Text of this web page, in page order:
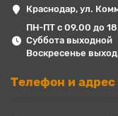
Краснодар, ул.
ПН-ПТ с 09.00 до
Суббота выходной
Воскресенье
Телефон и адрес